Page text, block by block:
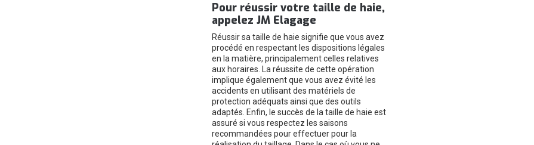
Pour réussir votre taille de haie,
appelez JM Elagage
Réussir sa taille de haie signifie que vous avez
procédé en respectant les dispositions légales
en la matière, principalement celles relatives
aux horaires. La réussite de cette opération
implique également que vous avez évité les
accidents en utilisant des matériels de
protection adéquats ainsi que des outils
adaptés. Enfin, le succès de la taille de haie est
assuré si vous respectez les saisons
recommandées pour effectuer pour la